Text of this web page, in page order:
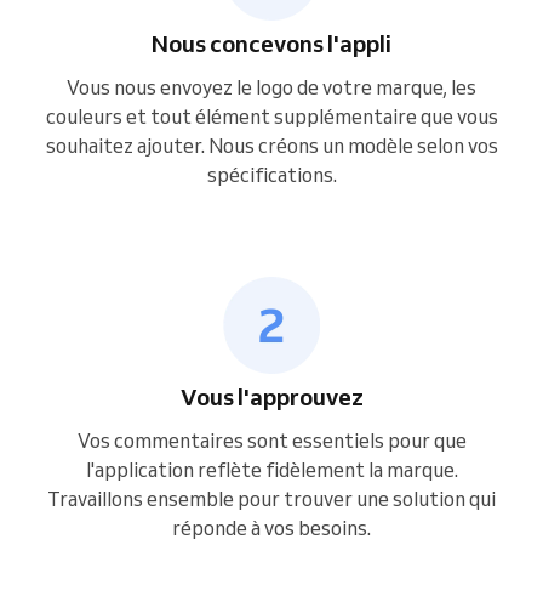
Nous concevons l'appli
Vous nous envoyez le logo de votre marque, les
couleurs et tout élément supplémentaire que vous
souhaitez ajouter. Nous créons un modèle selon vos
spécifications.
Vous l'approuvez
Vos commentaires sont essentiels pour que
l'application reflète fidèlement la marque.
Travaillons ensemble pour trouver une solution qui
réponde à vos besoins.